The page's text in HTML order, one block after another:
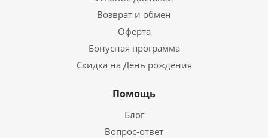
Возврат и обмен
Оферта
Бонусная программа
Скидка на День рождения
Помощь
Блог
Вопрос-ответ